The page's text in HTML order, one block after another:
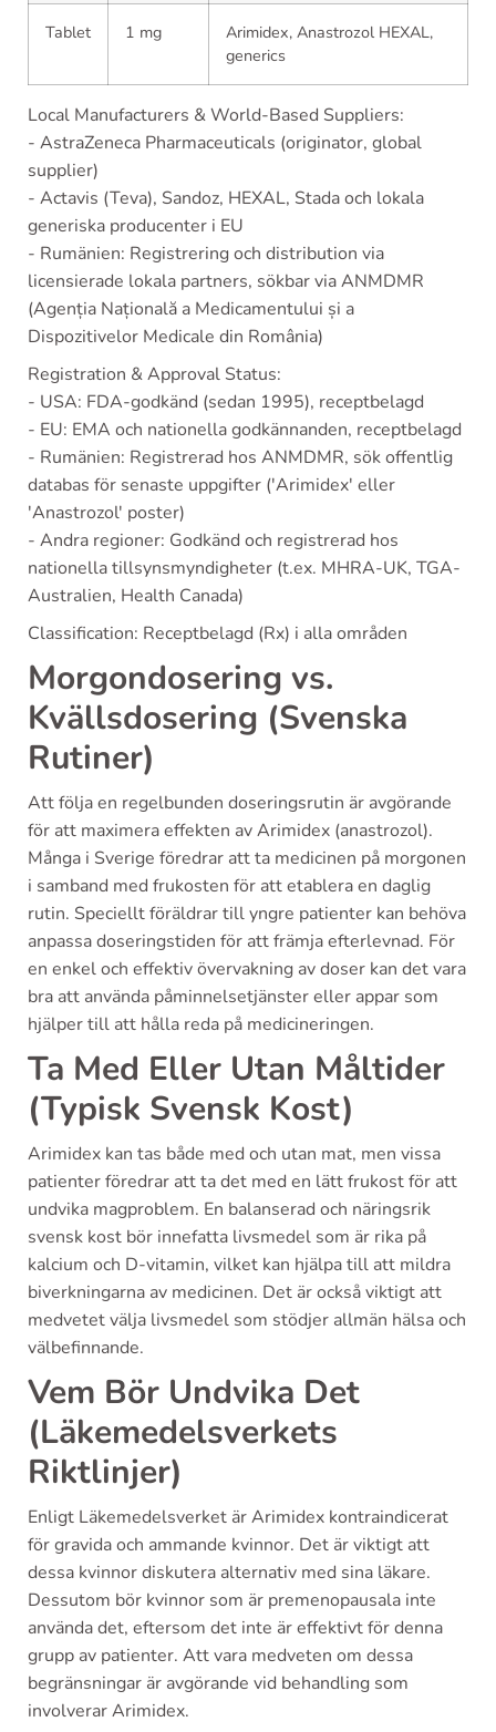
Tablet 1 mg
Arimidex, Anastrozol HEXAL,
generics
Local Manufacturers & World-Based Suppliers:
- AstraZeneca Pharmaceuticals (originator, global
supplier)
- Actavis (Teva), Sandoz, HEXAL, Stada och lokala
generiska producenter i EU
- Rumänien: Registrering och distribution via
licensierade lokala partners, sökbar via ANMDMR
(Agenția Națională a Medicamentului și a
Dispozitivelor Medicale din România)
Registration & Approval Status:
- USA: FDA-godkänd (sedan 1995), receptbelagd
- EU: EMA och nationella godkännanden, receptbelagd
- Rumänien: Registrerad hos ANMDMR, sök offentlig
databas för senaste uppgifter ('Arimidex' eller
'Anastrozol' poster)
- Andra regioner: Godkänd och registrerad hos
nationella tillsynsmyndigheter (t.ex. MHRA-UK, TGA-
Australien, Health Canada)
Classification: Receptbelagd (Rx) i alla områden
Morgondosering vs.
Kvällsdosering (Svenska
Rutiner)
Att följa en regelbunden doseringsrutin är avgörande
för att maximera effekten av Arimidex (anastrozol).
Många i Sverige föredrar att ta medicinen på morgonen
i samband med frukosten för att etablera en daglig
rutin. Speciellt föräldrar till yngre patienter kan behöva
anpassa doseringstiden för att främja efterlevnad. För
en enkel och effektiv övervakning av doser kan det vara
bra att använda påminnelsetjänster eller appar som
hjälper till att hålla reda på medicineringen.
Ta Med Eller Utan Måltider
(Typisk Svensk Kost)
Arimidex kan tas både med och utan mat, men vissa
patienter föredrar att ta det med en lätt frukost för att
undvika magproblem. En balanserad och näringsrik
svensk kost bör innefatta livsmedel som är rika på
kalcium och D-vitamin, vilket kan hjälpa till att mildra
biverkningarna av medicinen. Det är också viktigt att
medvetet välja livsmedel som stödjer allmän hälsa och
välbefinnande.
Vem Bör Undvika Det
(Läkemedelsverkets
Riktlinjer)
Enligt Läkemedelsverket är Arimidex kontraindicerat
för gravida och ammande kvinnor. Det är viktigt att
dessa kvinnor diskutera alternativ med sina läkare.
Dessutom bör kvinnor som är premenopausala inte
använda det, eftersom det inte är effektivt för denna
grupp av patienter. Att vara medveten om dessa
begränsningar är avgörande vid behandling som
involverar Arimidex.